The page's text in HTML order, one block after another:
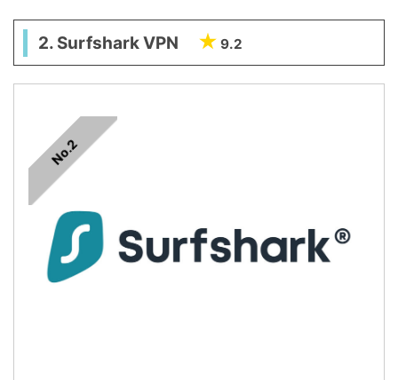
2. Surfshark VPN 9.2
No.2